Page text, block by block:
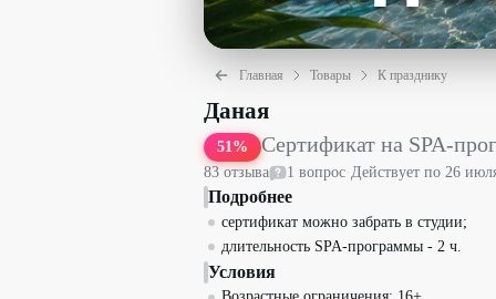
Главная Товары К празднику
Сертификат на SPA-программу «Для
Даная
51% Сертификат на SPA-
83отзыва 1 вопрос·Действует по 26
Подробнее
сертификат можно забрать в студии;
длительность SPA-программы - 2 ч.
Условия